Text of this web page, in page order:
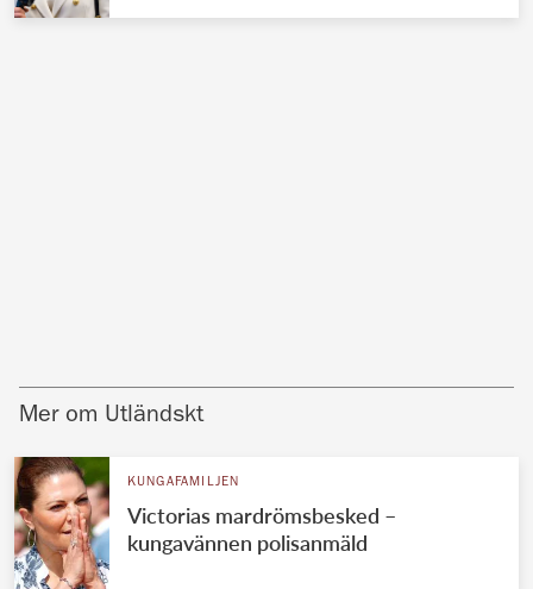
Mer om Utländskt
KUNGAFAMILJEN
Victorias mardrömsbesked –
kungavännen polisanmäld